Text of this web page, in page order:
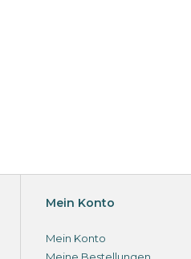
Mein Konto
Mein Konto